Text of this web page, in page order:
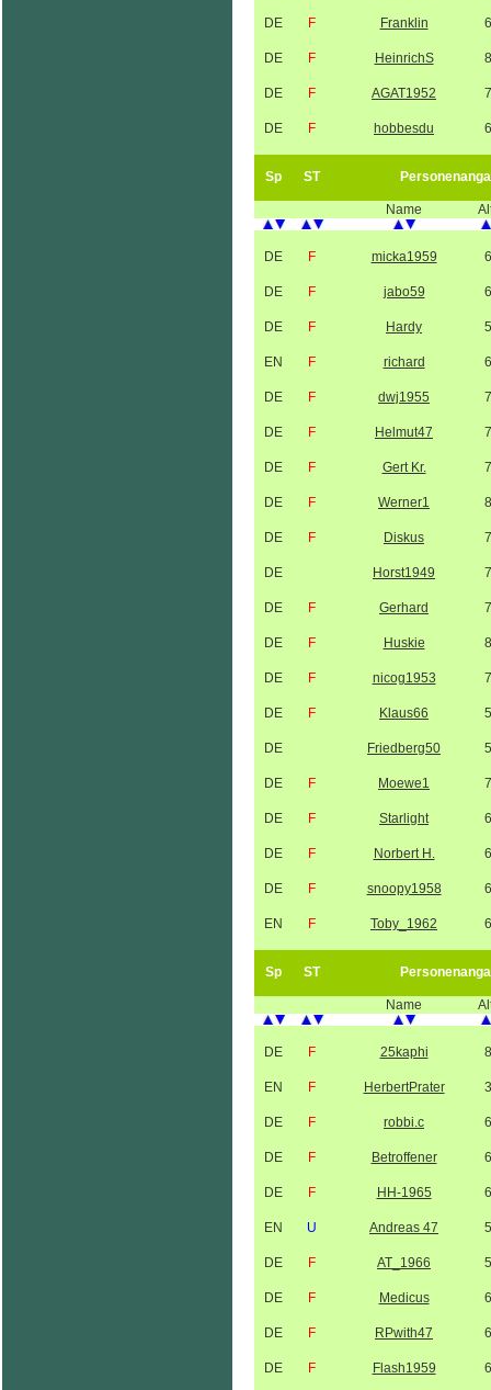
DE F Franklin
DE F HeinrichS
DE F AGAT1952
DE F hobbesdu
Sp ST
Name
DE F micka1959
DE F jabo59
DE F Hardy
EN F richard
DE F dwj1955
DE F Helmut47
DE F Gert Kr.
DE F Werner1
DE F Diskus
DE Horst1949
DE F Gerhard
DE F Huskie
DE F nicog1953
DE F Klaus66
DE Friedberg50
DE F Moewe1
DE F Starlight
DE F Norbert H.
DE F snoopy1958
EN F Toby_1962
Sp ST
Name
DE F 25kaphi
EN F HerbertPrater
DE F robbi.c
DE F Betroffener
DE F HH-1965
EN U Andreas 47
DE F AT_1966
DE F Medicus
DE F RPwith47
DE F Flash1959